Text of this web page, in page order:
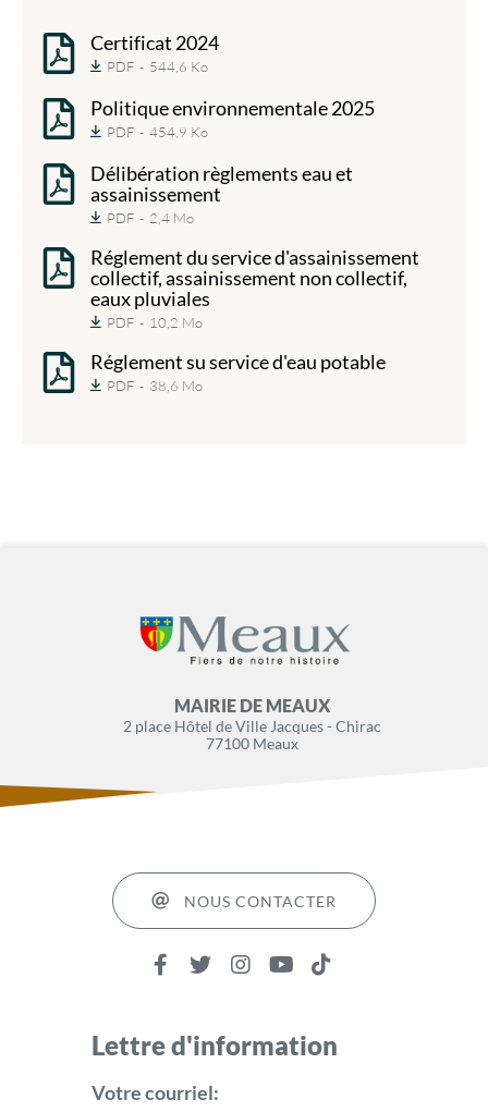
Certificat 2024
PDF 544,6 Ko
Politique environnementale 2025
PDF 454,9 Ko
Délibération règlements eau et
assainissement
PDF 2,4 Mo
Réglement du service d'assainissement
collectif, assainissement non collectif,
eaux pluviales
PDF 10,2 Mo
Réglement su service d'eau potable
PDF 38,6 Mo
MAIRIE DE MEAUX
2 place Hôtel de Ville Jacques - Chirac
77100 Meaux
NOUS CONTACTER
Lettre d'information
Votre courriel: